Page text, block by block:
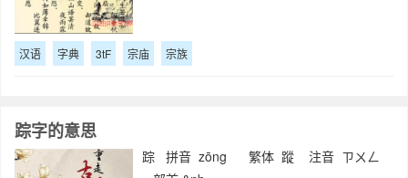
汉语 字典 3tF 宗庙 宗族
踪字的意思
踪 拼音 zōng 繁体 蹤 注音 ㄗㄨㄥ